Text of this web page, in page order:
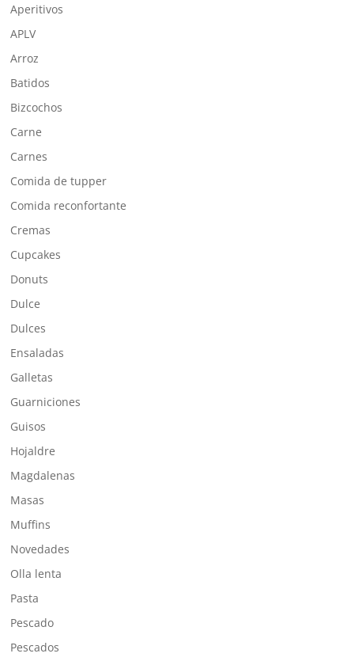
Aperitivos
APLV
Arroz
Batidos
Bizcochos
Carne
Carnes
Comida de tupper
Comida reconfortante
Cremas
Cupcakes
Donuts
Dulce
Dulces
Ensaladas
Galletas
Guarniciones
Guisos
Hojaldre
Magdalenas
Masas
Muffins
Novedades
Olla lenta
Pasta
Pescado
Pescados